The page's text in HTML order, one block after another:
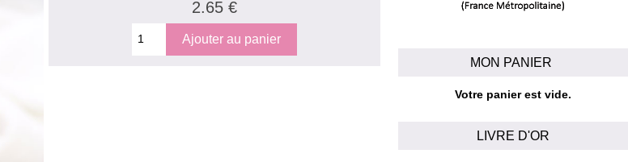
2.65 €
MON PANIER
Votre panier est vide.
LIVRE D'OR